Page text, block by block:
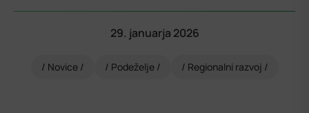
29. januarja 2026
Novice Podeželje Regionalni razvoj